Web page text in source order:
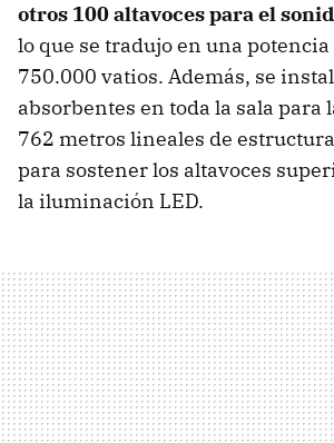
otros 100 altavoces para el
lo que se tradujo en una
750.000 vatios. Además, se
absorbentes en toda la sala para
762 metros lineales de
para sostener los altavoces
la iluminación LED.